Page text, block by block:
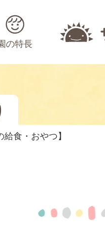
の特長
給食・おやつ】